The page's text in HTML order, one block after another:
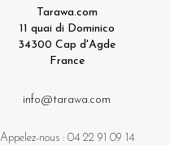
Tarawa.com
11 quai di Dominico
34300 Cap d'Agde
France
info@tarawa.com
Appelez-nous : 04 22 91 09 14